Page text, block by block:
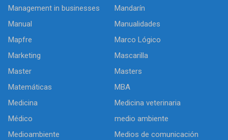
Management in businesses
Mandarín
Manual
Manualidades
Mapfre
Marco Lógico
Marketing
Mascarilla
Master
Masters
Matemáticas
MBA
Medicina
Medicina veterinaria
Médico
medio ambiente
Medioambiente
Medios de comunicación